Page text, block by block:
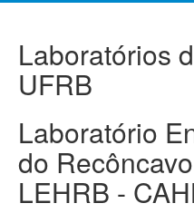
Laboratórios
UFRB
Laboratório
do
LEHRB -